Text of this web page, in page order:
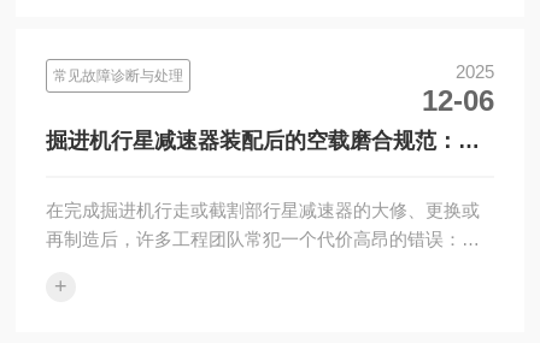
常见故障诊断与处理 2025
12-06
掘进机行星减速器装配后的空载磨合规范：决
在完成掘进机行走或截割部行星减速器的大修、更换或
再制造后，许多工程团队常犯一个代价高昂的错误：加
个刚完成手术的运···
+